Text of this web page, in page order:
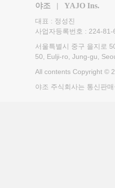
야조 | YAJO Ins.
대표 : 정성진
사업자등록번호 : 224-81-
서울특별시 중구 을지로
50, Eulji-ro, Jung-gu,
All contents Copyright ©
야조 주식회사는 통신판